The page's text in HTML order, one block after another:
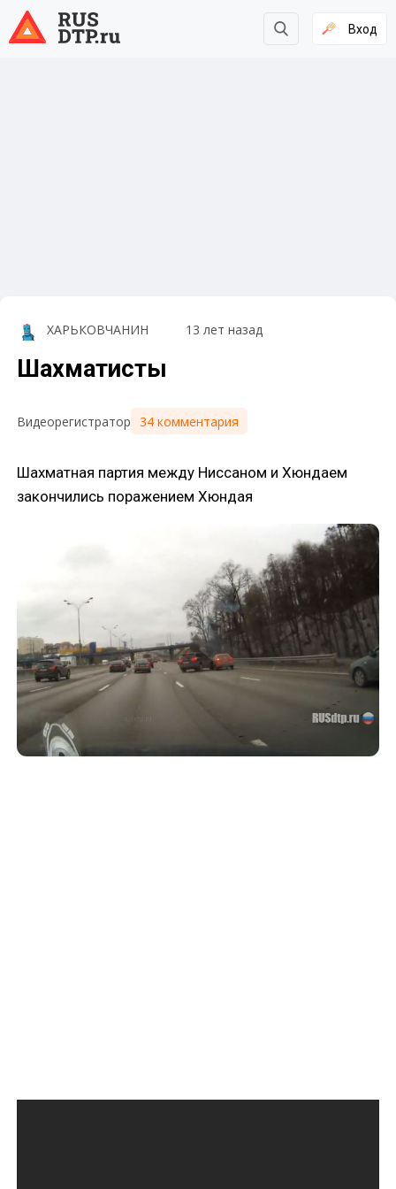
Вход
ХАРЬКОВЧАНИН 13 лет назад
Шахматисты
Видеорегистратор 34 комментария
Шахматная партия между Ниссаном и Хюндаем
закончились поражением Хюндая